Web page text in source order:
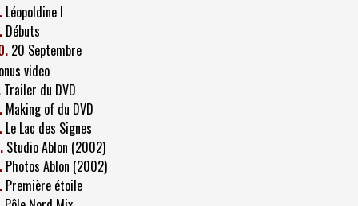
Léopoldine I
Débuts
20 Septembre
video
Trailer du DVD
Making of du DVD
Le Lac des Signes
Studio Ablon (2002)
Photos Ablon (2002)
Première étoile